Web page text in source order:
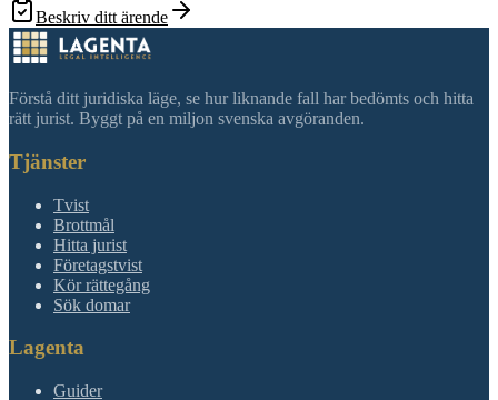
Beskriv ditt ärende
Förstå ditt juridiska läge, se hur liknande fall har bedömts och hitta
rätt jurist. Byggt på en miljon svenska avgöranden.
Tjänster
Tvist
Brottmål
Hitta jurist
Företagstvist
Kör rättegång
Sök domar
Lagenta
Guider